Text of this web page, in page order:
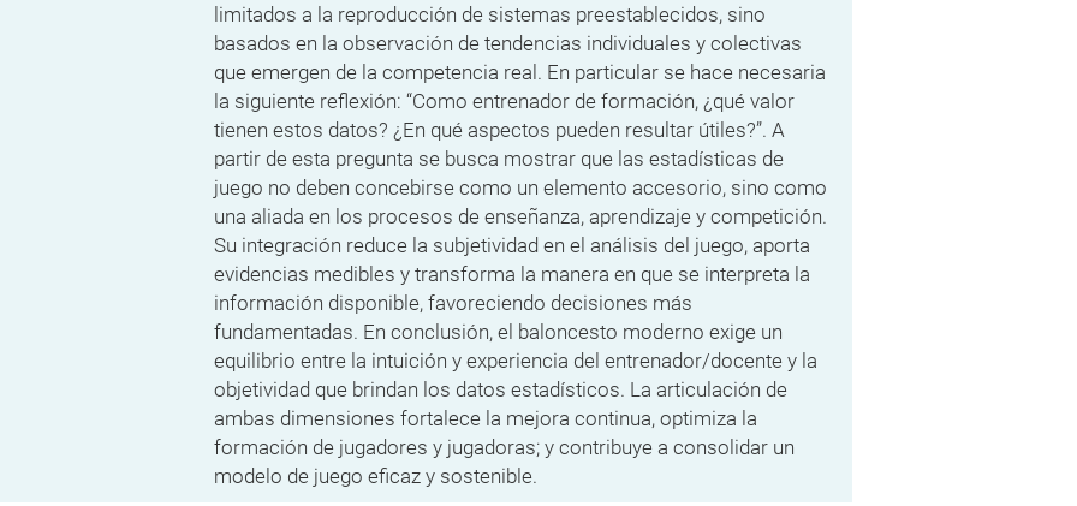
limitados a la reproducción de sistemas preestablecidos, sino
basados en la observación de tendencias individuales y colectivas
que emergen de la competencia real. En particular se hace necesaria
la siguiente reflexión: “Como entrenador de formación, ¿qué valor
tienen estos datos? ¿En qué aspectos pueden resultar útiles?”. A
partir de esta pregunta se busca mostrar que las estadísticas de
juego no deben concebirse como un elemento accesorio, sino como
una aliada en los procesos de enseñanza, aprendizaje y competición.
Su integración reduce la subjetividad en el análisis del juego, aporta
evidencias medibles y transforma la manera en que se interpreta la
información disponible, favoreciendo decisiones más
fundamentadas. En conclusión, el baloncesto moderno exige un
equilibrio entre la intuición y experiencia del entrenador/docente y la
objetividad que brindan los datos estadísticos. La articulación de
ambas dimensiones fortalece la mejora continua, optimiza la
formación de jugadores y jugadoras; y contribuye a consolidar un
modelo de juego eficaz y sostenible.